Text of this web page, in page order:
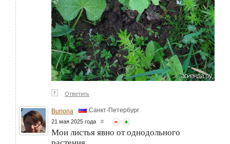
↑ Ответить
Buriona Санкт-Петербург
21 мая 2025 года #
Мои листья явно от однодольного